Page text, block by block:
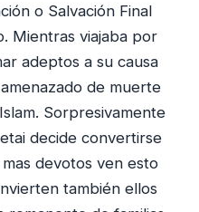
o Salvación Final
Mientras viajaba por
adeptos a su causa
de muerte
Sorpresivamente
decide convertirse
devotos ven esto
también ellos